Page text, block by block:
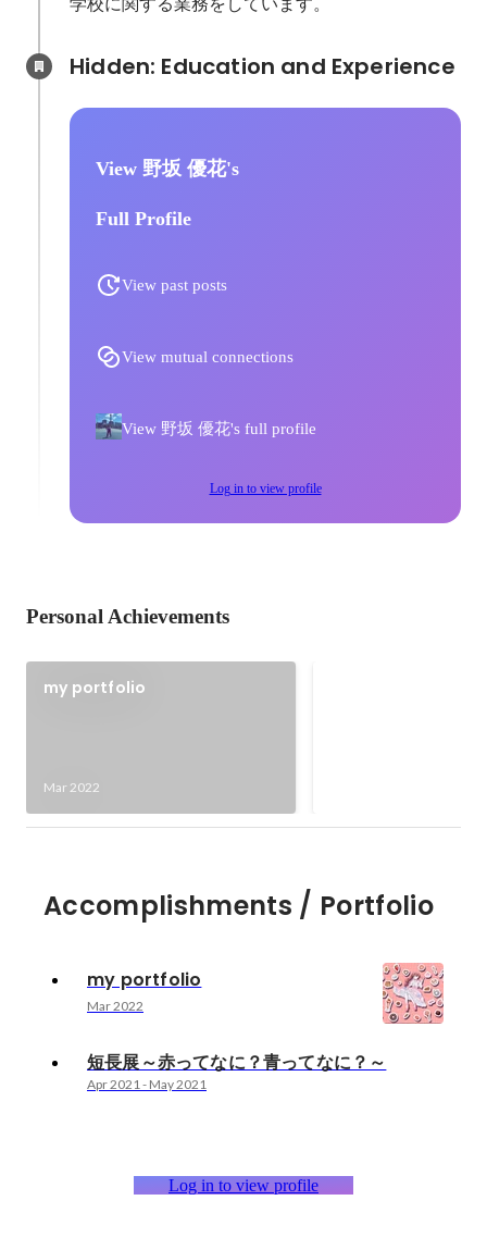
View 野坂 優花's
Full Profile
View past posts
View mutual connections
View 野坂 優花's full profile
Log in to view profile
Personal Achievements
my portfolio
Mar 2022
えるのは非常に難し
していく中で、同じ
たいという人が2人現
した。この時私は互
き入れ、1から展示ス
け方を考え直し、2人
えました。 そして、
ました。
Accomplishments / Portfolio
my portfolio
Mar 2022
短長展～赤ってなに？青ってなに？～
Apr 2021- May 2021
Log in to view profile